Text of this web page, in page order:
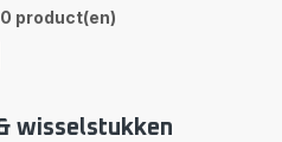
product(en)
wisselstukken